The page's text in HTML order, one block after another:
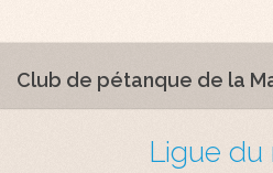
Club de pétanque de la
Ligue du